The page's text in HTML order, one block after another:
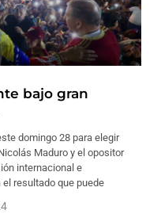
bajo gran
domingo 28 para elegir
Maduro y el opositor
internacional e
resultado que puede